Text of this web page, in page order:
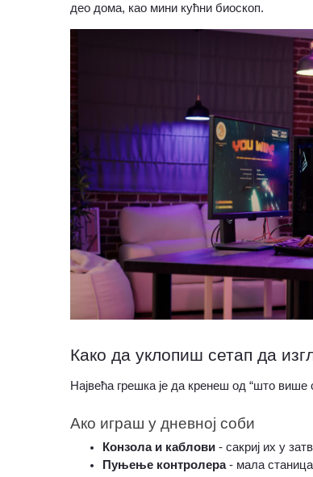
део дома, као мини кућни биоскоп.
Како да уклопиш сетап да
Највећа грешка је да кренеш од “што више
Ако играш у дневној соби
Конзола и каблови - сакриј их у
Пуњење контролера - мала станица